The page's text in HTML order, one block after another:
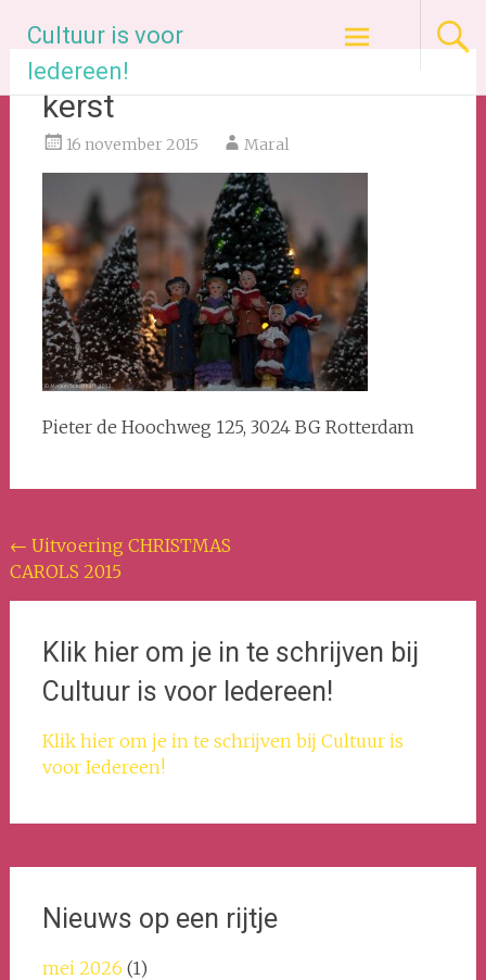
naar
inhoud
Cultuur is voor
Iedereen!
kerst
16 november 2015 Maral
Pieter de Hoochweg 125, 3024 BG Rotterdam
Bericht
navigatie
← Uitvoering CHRISTMAS
CAROLS 2015
Klik hier om je in te schrijven bij
Cultuur is voor Iedereen!
Klik hier om je in te schrijven bij Cultuur is
voor Iedereen!
Nieuws op een rijtje
mei 2026 (1)